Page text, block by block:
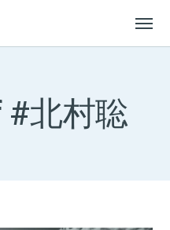
#北村聡